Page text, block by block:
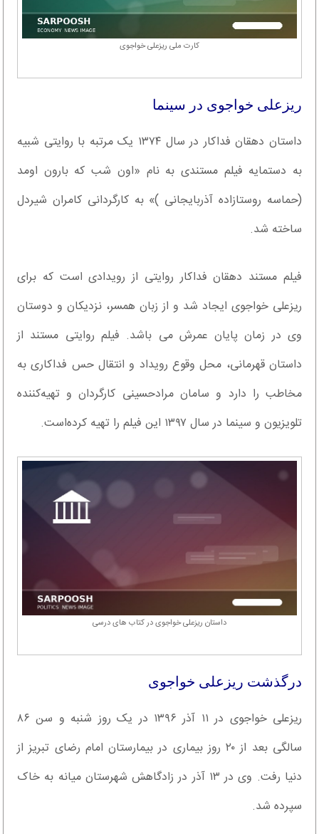
کارت ملی ریزعلی خواجوی
ریزعلی خواجوی در سینما
داستان دهقان فداکار در سال ۱۳۷۴ یک مرتبه با روایتی شبیه
به دستمایه فیلم مستندی به نام «اون شب که بارون اومد
(حماسه روستازاده آذربایجانی )» به کارگردانی کامران شیردل
ساخته شد.
فیلم مستند دهقان فداکار روایتی از رویدادی است که برای
ریزعلی خواجوی ایجاد شد و از زبان همسر، نزدیکان و دوستان
وی در زمان پایان عمرش می باشد. فیلم روایتی مستند از
داستان قهرمانی، محل وقوع رویداد و انتقال حس فداکاری به
مخاطب را دارد و سامان مرادحسینی کارگردان و تهیه‌کننده
تلویزیون و سینما در سال ۱۳۹۷ این فیلم را تهیه کرده‌است.
داستان ریزعلی خواجوی در کتاب های درسی
درگذشت ریزعلی خواجوی
ریزعلی خواجوی در ۱۱ آذر ۱۳۹۶ در یک روز شنبه و سن ۸۶
سالگی بعد از ۲۰ روز بیماری در بیمارستان امام رضای تبریز از
دنیا رفت. وی در ۱۳ آذر در زادگاهش شهرستان میانه به خاک
سپرده شد.